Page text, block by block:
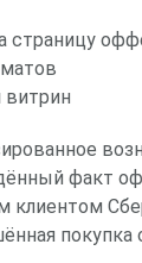
страницу
витрин
факт
клиентом
покупка